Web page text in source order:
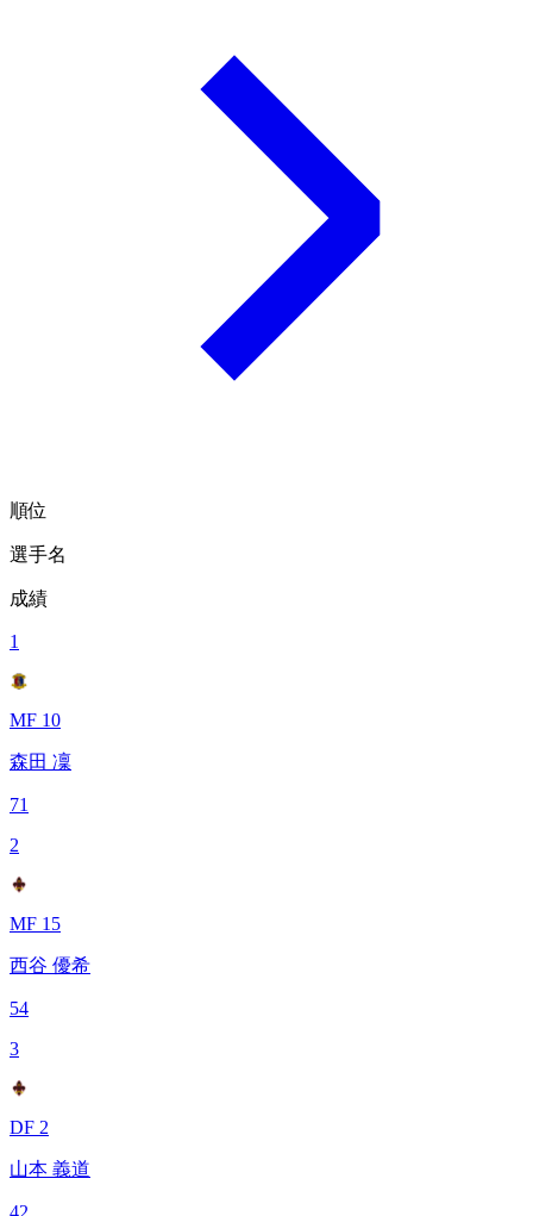
順位
選手名
成績
1
MF 10
森田 凜
71
2
MF 15
西谷 優希
54
3
DF 2
山本 義道